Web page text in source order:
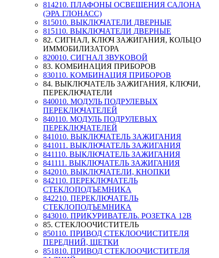
814210. ПЛАФОНЫ ОСВЕЩЕНИЯ САЛОНА
(ЭРА ГЛОНАСС)
815010. ВЫКЛЮЧАТЕЛИ ДВЕРНЫЕ
815110. ВЫКЛЮЧАТЕЛИ ДВЕРНЫЕ
82. СИГНАЛ, КЛЮЧ ЗАЖИГАНИЯ, КОЛЬЦО
ИММОБИЛИЗАТОРА
820010. СИГНАЛ ЗВУКОВОЙ
83. КОМБИНАЦИЯ ПРИБОРОВ
830110. КОМБИНАЦИЯ ПРИБОРОВ
84. ВЫКЛЮЧАТЕЛЬ ЗАЖИГАНИЯ, КЛЮЧИ,
ПЕРЕКЛЮЧАТЕЛИ
840010. МОДУЛЬ ПОДРУЛЕВЫХ
ПЕРЕКЛЮЧАТЕЛЕЙ
840110. МОДУЛЬ ПОДРУЛЕВЫХ
ПЕРЕКЛЮЧАТЕЛЕЙ
841010. ВЫКЛЮЧАТЕЛЬ ЗАЖИГАНИЯ
841011. ВЫКЛЮЧАТЕЛЬ ЗАЖИГАНИЯ
841110. ВЫКЛЮЧАТЕЛЬ ЗАЖИГАНИЯ
841111. ВЫКЛЮЧАТЕЛЬ ЗАЖИГАНИЯ
842010. ВЫКЛЮЧАТЕЛИ, КНОПКИ
842110. ПЕРЕКЛЮЧАТЕЛЬ
СТЕКЛОПОДЪЕМНИКА
842210. ПЕРЕКЛЮЧАТЕЛЬ
СТЕКЛОПОДЪЕМНИКА
843010. ПРИКУРИВАТЕЛЬ. РОЗЕТКА 12В
85. СТЕКЛООЧИСТИТЕЛЬ
850110. ПРИВОД СТЕКЛООЧИСТИТЕЛЯ
ПЕРЕДНИЙ, ЩЕТКИ
851810. ПРИВОД СТЕКЛООЧИСТИТЕЛЯ